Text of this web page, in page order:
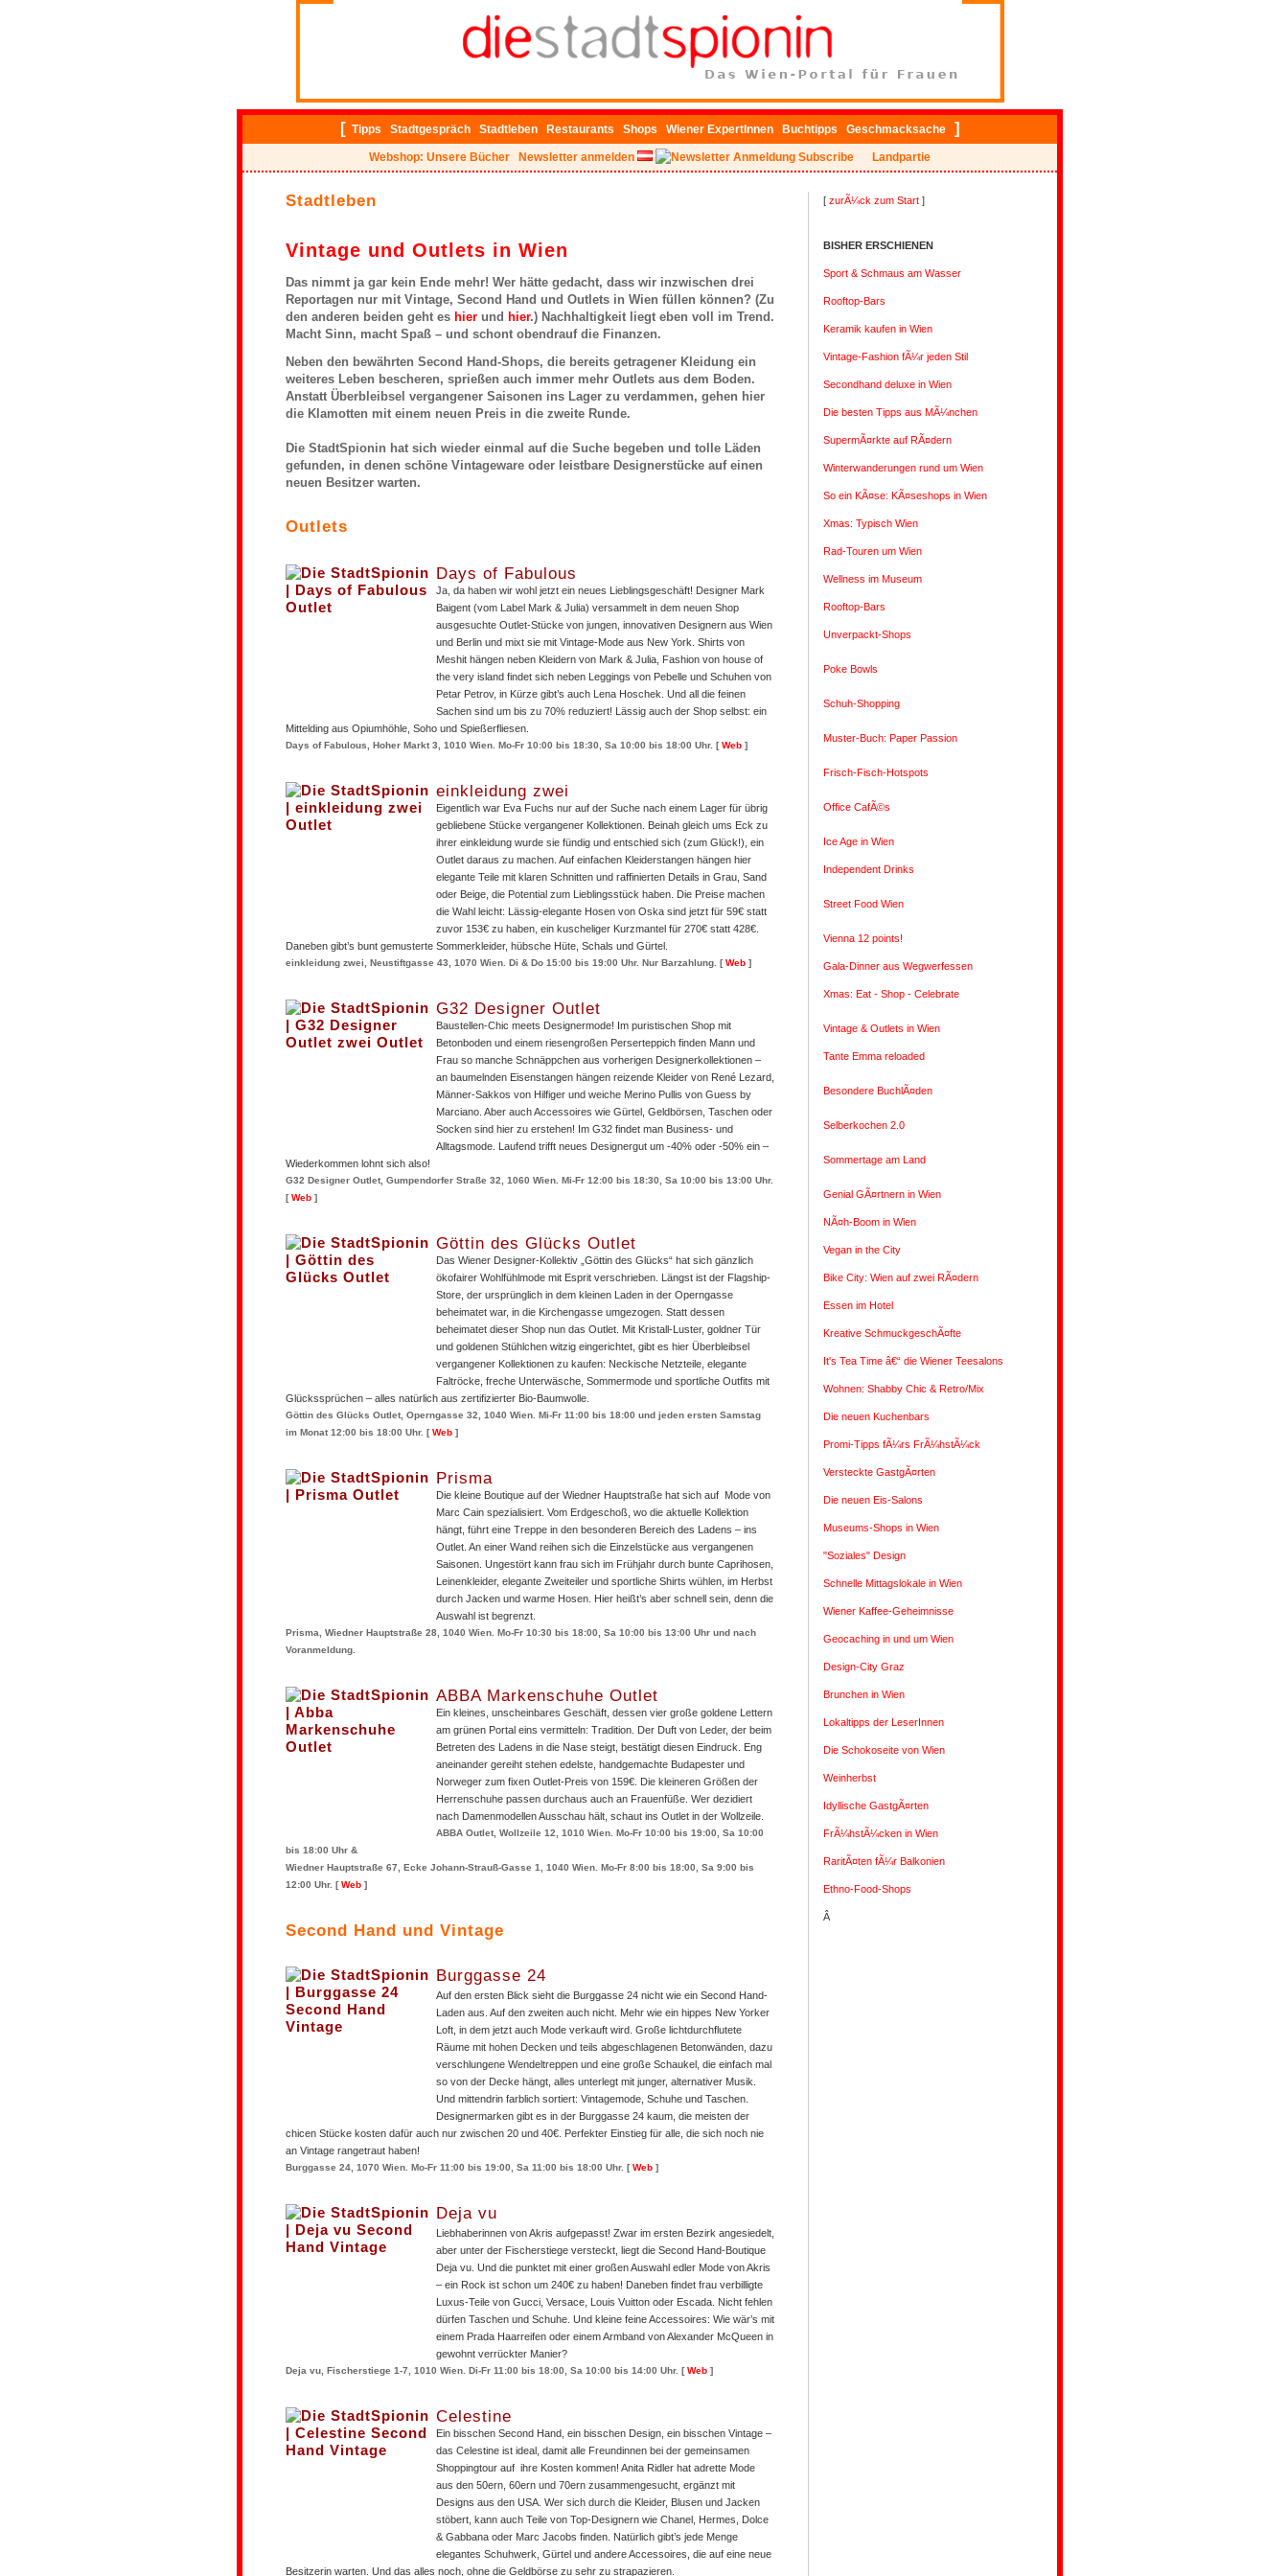
[ Tipps Stadtgespräch Stadtleben Restaurants Shops Wiener ExpertInnen Buchtipps Geschmacksache ]
Webshop: Unsere Bücher Newsletter anmelden Subscribe Landpartie
Stadtleben
Vintage und Outlets in Wien
Das nimmt ja gar kein Ende mehr! Wer hätte gedacht, dass wir inzwischen drei
Reportagen nur mit Vintage, Second Hand und Outlets in Wien füllen können? (Zu
den anderen beiden geht es hier und hier.) Nachhaltigkeit liegt eben voll im Trend.
Macht Sinn, macht Spaß – und schont obendrauf die Finanzen.
Neben den bewährten Second Hand-Shops, die bereits getragener Kleidung ein
weiteres Leben bescheren, sprießen auch immer mehr Outlets aus dem Boden.
Anstatt Überbleibsel vergangener Saisonen ins Lager zu verdammen, gehen hier
die Klamotten mit einem neuen Preis in die zweite Runde.
Die StadtSpionin hat sich wieder einmal auf die Suche begeben und tolle Läden
gefunden, in denen schöne Vintageware oder leistbare Designerstücke auf einen
neuen Besitzer warten.
Outlets
Days of Fabulous
Ja, da haben wir wohl jetzt ein neues Lieblingsgeschäft! Designer Mark
Baigent (vom Label Mark & Julia) versammelt in dem neuen Shop
ausgesuchte Outlet-Stücke von jungen, innovativen Designern aus Wien
und Berlin und mixt sie mit Vintage-Mode aus New York. Shirts von
Meshit hängen neben Kleidern von Mark & Julia, Fashion von house of
the very island findet sich neben Leggings von Pebelle und Schuhen von
Petar Petrov, in Kürze gibt’s auch Lena Hoschek. Und all die feinen
Sachen sind um bis zu 70% reduziert! Lässig auch der Shop selbst: ein
Mittelding aus Opiumhöhle, Soho und Spießerfliesen.
Days of Fabulous, Hoher Markt 3, 1010 Wien. Mo-Fr 10:00 bis 18:30, Sa 10:00 bis 18:00 Uhr. [Web ]
einkleidung zwei
Eigentlich war Eva Fuchs nur auf der Suche nach einem Lager für übrig
gebliebene Stücke vergangener Kollektionen. Beinah gleich ums Eck zu
ihrer einkleidung wurde sie fündig und entschied sich (zum Glück!), ein
Outlet daraus zu machen. Auf einfachen Kleiderstangen hängen hier
elegante Teile mit klaren Schnitten und raffinierten Details in Grau, Sand
oder Beige, die Potential zum Lieblingsstück haben. Die Preise machen
die Wahl leicht: Lässig-elegante Hosen von Oska sind jetzt für 59€ statt
zuvor 153€ zu haben, ein kuscheliger Kurzmantel für 270€ statt 428€.
Daneben gibt’s bunt gemusterte Sommerkleider, hübsche Hüte, Schals und Gürtel.
einkleidung zwei, Neustiftgasse 43, 1070 Wien. Di & Do 15:00 bis 19:00 Uhr. Nur Barzahlung. [Web ]
G32 Designer Outlet
Baustellen-Chic meets Designermode! Im puristischen Shop mit
Betonboden und einem riesengroßen Perserteppich finden Mann und
Frau so manche Schnäppchen aus vorherigen Designerkollektionen –
an baumelnden Eisenstangen hängen reizende Kleider von René Lezard,
Männer-Sakkos von Hilfiger und weiche Merino Pullis von Guess by
Marciano. Aber auch Accessoires wie Gürtel, Geldbörsen, Taschen oder
Socken sind hier zu erstehen! Im G32 findet man Business- und
Alltagsmode. Laufend trifft neues Designergut um -40% oder -50% ein –
Wiederkommen lohnt sich also!
G32 Designer Outlet, Gumpendorfer Straße 32, 1060 Wien. Mi-Fr 12:00 bis 18:30, Sa 10:00 bis 13:00 Uhr.
[Web ]
Göttin des Glücks Outlet
Das Wiener Designer-Kollektiv „Göttin des Glücks“ hat sich gänzlich
ökofairer Wohlfühlmode mit Esprit verschrieben. Längst ist der Flagship-
Store, der ursprünglich in dem kleinen Laden in der Operngasse
beheimatet war, in die Kirchengasse umgezogen. Statt dessen
beheimatet dieser Shop nun das Outlet. Mit Kristall-Luster, goldner Tür
und goldenen Stühlchen witzig eingerichtet, gibt es hier Überbleibsel
vergangener Kollektionen zu kaufen: Neckische Netzteile, elegante
Faltröcke, freche Unterwäsche, Sommermode und sportliche Outfits mit
Glückssprüchen – alles natürlich aus zertifizierter Bio-Baumwolle.
Göttin des Glücks Outlet, Operngasse 32, 1040 Wien. Mi-Fr 11:00 bis 18:00 und jeden ersten Samstag
im Monat 12:00 bis 18:00 Uhr. [Web ]
Prisma
Die kleine Boutique auf der Wiedner Hauptstraße hat sich auf Mode von
Marc Cain spezialisiert. Vom Erdgeschoß, wo die aktuelle Kollektion
hängt, führt eine Treppe in den besonderen Bereich des Ladens – ins
Outlet. An einer Wand reihen sich die Einzelstücke aus vergangenen
Saisonen. Ungestört kann frau sich im Frühjahr durch bunte Caprihosen,
Leinenkleider, elegante Zweiteiler und sportliche Shirts wühlen, im Herbst
durch Jacken und warme Hosen. Hier heißt’s aber schnell sein, denn die
Auswahl ist begrenzt.
Prisma, Wiedner Hauptstraße 28, 1040 Wien. Mo-Fr 10:30 bis 18:00, Sa 10:00 bis 13:00 Uhr und nach
Voranmeldung.
ABBA Markenschuhe Outlet
Ein kleines, unscheinbares Geschäft, dessen vier große goldene Lettern
am grünen Portal eins vermitteln: Tradition. Der Duft von Leder, der beim
Betreten des Ladens in die Nase steigt, bestätigt diesen Eindruck. Eng
aneinander gereiht stehen edelste, handgemachte Budapester und
Norweger zum fixen Outlet-Preis von 159€. Die kleineren Größen der
Herrenschuhe passen durchaus auch an Frauenfüße. Wer dezidiert
nach Damenmodellen Ausschau hält, schaut ins Outlet in der Wollzeile.
ABBA Outlet, Wollzeile 12, 1010 Wien. Mo-Fr 10:00 bis 19:00, Sa 10:00
bis 18:00 Uhr &
Wiedner Hauptstraße 67, Ecke Johann-Strauß-Gasse 1, 1040 Wien. Mo-Fr 8:00 bis 18:00, Sa 9:00 bis
12:00 Uhr. [Web ]
Second Hand und Vintage
Burggasse 24
Auf den ersten Blick sieht die Burggasse 24 nicht wie ein Second Hand-
Laden aus. Auf den zweiten auch nicht. Mehr wie ein hippes New Yorker
Loft, in dem jetzt auch Mode verkauft wird. Große lichtdurchflutete
Räume mit hohen Decken und teils abgeschlagenen Betonwänden, dazu
verschlungene Wendeltreppen und eine große Schaukel, die einfach mal
so von der Decke hängt, alles unterlegt mit junger, alternativer Musik.
Und mittendrin farblich sortiert: Vintagemode, Schuhe und Taschen.
Designermarken gibt es in der Burggasse 24 kaum, die meisten der
chicen Stücke kosten dafür auch nur zwischen 20 und 40€. Perfekter Einstieg für alle, die sich noch nie
an Vintage rangetraut haben!
Burggasse 24, 1070 Wien. Mo-Fr 11:00 bis 19:00, Sa 11:00 bis 18:00 Uhr. [Web ]
Deja vu
Liebhaberinnen von Akris aufgepasst! Zwar im ersten Bezirk angesiedelt,
aber unter der Fischerstiege versteckt, liegt die Second Hand-Boutique
Deja vu. Und die punktet mit einer großen Auswahl edler Mode von Akris
– ein Rock ist schon um 240€ zu haben! Daneben findet frau verbilligte
Luxus-Teile von Gucci, Versace, Louis Vuitton oder Escada. Nicht fehlen
dürfen Taschen und Schuhe. Und kleine feine Accessoires: Wie wär’s mit
einem Prada Haarreifen oder einem Armband von Alexander McQueen in
gewohnt verrückter Manier?
Deja vu, Fischerstiege 1-7, 1010 Wien. Di-Fr 11:00 bis 18:00, Sa 10:00 bis 14:00 Uhr. [Web ]
Celestine
Ein bisschen Second Hand, ein bisschen Design, ein bisschen Vintage –
das Celestine ist ideal, damit alle Freundinnen bei der gemeinsamen
Shoppingtour auf ihre Kosten kommen! Anita Ridler hat adrette Mode
aus den 50ern, 60ern und 70ern zusammengesucht, ergänzt mit
Designs aus den USA. Wer sich durch die Kleider, Blusen und Jacken
stöbert, kann auch Teile von Top-Designern wie Chanel, Hermes, Dolce
& Gabbana oder Marc Jacobs finden. Natürlich gibt’s jede Menge
elegantes Schuhwerk, Gürtel und andere Accessoires, die auf eine neue
Besitzerin warten. Und das alles noch, ohne die Geldbörse zu sehr zu strapazieren.
[ zurÃ¼ck zum Start ]
BISHER ERSCHIENEN
Sport & Schmaus am Wasser
Rooftop-Bars
Keramik kaufen in Wien
Vintage-Fashion fÃ¼r jeden Stil
Secondhand deluxe in Wien
Die besten Tipps aus MÃ¼nchen
SupermÃ¤rkte auf RÃ¤dern
Winterwanderungen rund um Wien
So ein KÃ¤se: KÃ¤seshops in Wien
Xmas: Typisch Wien
Rad-Touren um Wien
Wellness im Museum
Rooftop-Bars
Unverpackt-Shops
Poke Bowls
Schuh-Shopping
Muster-Buch: Paper Passion
Frisch-Fisch-Hotspots
Office CafÃ©s
Ice Age in Wien
Independent Drinks
Street Food Wien
Vienna 12 points!
Gala-Dinner aus Wegwerfessen
Xmas: Eat - Shop - Celebrate
Vintage & Outlets in Wien
Tante Emma reloaded
Besondere BuchlÃ¤den
Selberkochen 2.0
Sommertage am Land
Genial GÃ¤rtnern in Wien
NÃ¤h-Boom in Wien
Vegan in the City
Bike City: Wien auf zwei RÃ¤dern
Essen im Hotel
Kreative SchmuckgeschÃ¤fte
It's Tea Time â€“ die Wiener Teesalons
Wohnen: Shabby Chic & Retro/Mix
Die neuen Kuchenbars
Promi-Tipps fÃ¼rs FrÃ¼hstÃ¼ck
Versteckte GastgÃ¤rten
Die neuen Eis-Salons
Museums-Shops in Wien
"Soziales" Design
Schnelle Mittagslokale in Wien
Wiener Kaffee-Geheimnisse
Geocaching in und um Wien
Design-City Graz
Brunchen in Wien
Lokaltipps der LeserInnen
Die Schokoseite von Wien
Weinherbst
Idyllische GastgÃ¤rten
FrÃ¼hstÃ¼cken in Wien
RaritÃ¤ten fÃ¼r Balkonien
Ethno-Food-Shops
Â